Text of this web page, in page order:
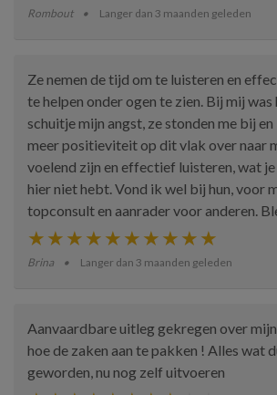
Rombout Langer dan 3 maanden geleden
Ze nemen de tijd om te luisteren en
te helpen onder ogen te zien. Bij mij
schuitje mijn angst, ze stonden me bij
meer positieviteit op dit vlak over naar
voelend zijn en effectief luisteren, wat
hier niet hebt. Vond ik wel bij hun, voor
topconsult en aanrader voor anderen.
Brina Langer dan 3 maanden geleden
Aanvaardbare uitleg gekregen over
hoe de zaken aan te pakken ! Alles wat
geworden, nu nog zelf uitvoeren